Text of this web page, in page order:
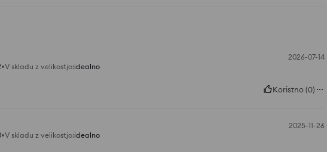
2026-07-14
V skladu z velikostjo:idealno
Koristno(0)
2025-11-26
V skladu z velikostjo:idealno